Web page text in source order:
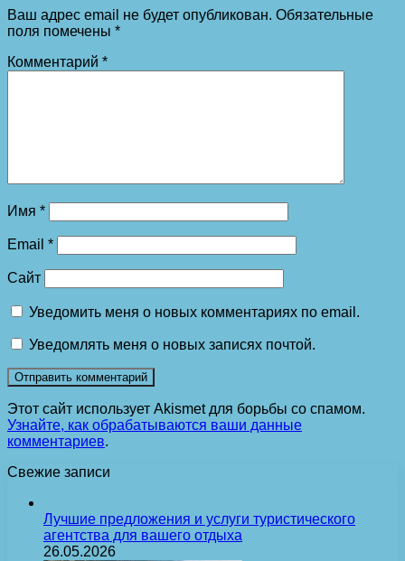
Ваш адрес email не будет опубликован. Обязательные
поля помечены *
Комментарий *
Имя *
Email *
Сайт
Уведомить меня о новых комментариях по email.
Уведомлять меня о новых записях почтой.
Этот сайт использует Akismet для борьбы со спамом.
Узнайте, как обрабатываются ваши данные
комментариев.
Свежие записи
Лучшие предложения и услуги туристического
агентства для вашего отдыха
26.05.2026